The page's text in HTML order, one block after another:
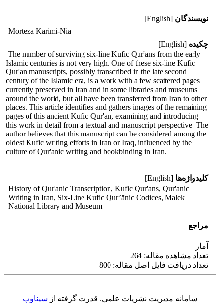
نویسندگان [English]
Morteza Karimi-Nia
چکیده [English]
The number of surviving six-line Kufic Qur'ans from the early
Islamic centuries is not very high. One of these six-line Kufic
Qur'an manuscripts, possibly transcribed in the late second
century of the Islamic era, is a work with a few scattered pages
currently preserved in Iran and in some libraries and museums
around the world, but all have been transferred from Iran to other
places. This article identifies and gathers images of the remaining
pages of this ancient Kufic Qur'an, examining and introducing
this work in detail from a textual and manuscript perspective. The
author believes that this manuscript can be considered among the
oldest Kufic writing efforts in Iran or Iraq, influenced by the
culture of Qur'anic writing and bookbinding in Iran.
کلیدواژه‌ها [English]
History of Qur'anic Transcription, Kufic Qur'ans, Qur'anic
Writing in Iran, Six-Line Kufic Qur’ānic Codices, Malek
National Library and Museum
مراجع
آمار
تعداد مشاهده مقاله: 264
تعداد دریافت فایل اصل مقاله: 800
سامانه مدیریت نشریات علمی. قدرت گرفته از سیناوب